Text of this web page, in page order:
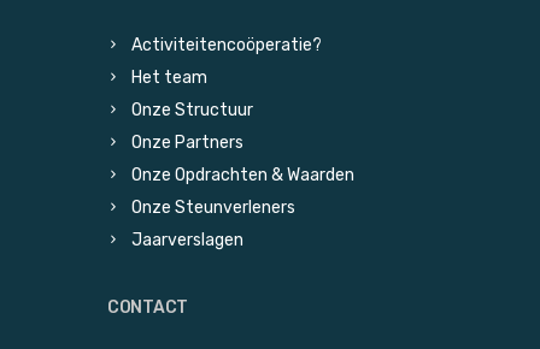
Activiteitencoöperatie?
Het team
Onze Structuur
Onze Partners
Onze Opdrachten & Waarden
Onze Steunverleners
Jaarverslagen
CONTACT